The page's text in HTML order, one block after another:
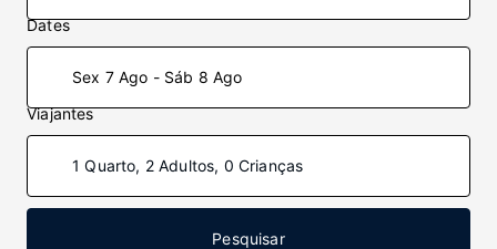
Dates
Sex 7 Ago - Sáb 8 Ago
Viajantes
1 Quarto, 2 Adultos, 0 Crianças
Pesquisar